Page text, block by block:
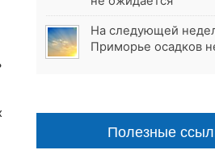
На следующей
Приморье осадков
Полезные